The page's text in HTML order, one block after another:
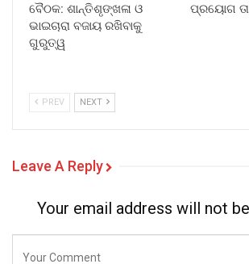
ବୈଠକ: ଶାନ୍ତିଶୃଙ୍ଖଳା ଓ
ଭାଇଚାରା ବଜାୟ ରଖିବାକୁ
ଗୁରୁତ୍ୱ
ପ୍ରୟୋଗ
PREV NEXT
Leave A Reply
Your email address will not